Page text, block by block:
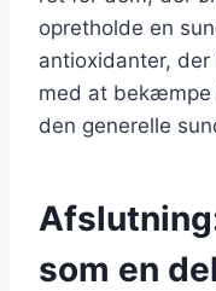
opretholde en
antioxidanter,
med at bekæmpe
den generelle
som en